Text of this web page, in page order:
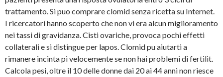
trattamento. Si puo comprare clomid senza ricetta su Internet.
I ricercatori hanno scoperto che non vi era alcun miglioramento
nei tassi di gravidanza. Cisti ovariche, provoca pochi effetti
collaterali e si distingue per lapos. Clomid pu aiutarti a
rimanere incinta pi velocemente se non hai problemi di fertilit.
Calcola pesi, oltre il 10 delle donne dai 20 ai 44 anni non riesce